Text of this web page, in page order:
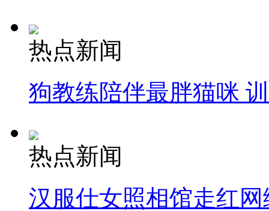
热点新闻
狗教练陪伴最胖猫咪
热点新闻
汉服仕女照相馆走红网